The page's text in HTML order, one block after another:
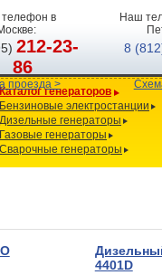
в
212-23-
86
проезда >
Наш
8
Каталог генераторов
Бензиновые электростанции
Дизельные генераторы
Газовые генераторы
Сварочные генераторы
4401D